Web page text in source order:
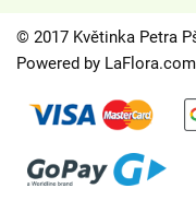
Lieferzeiten für
Wohin wir Blumen
Kontakt
© 2017 Květinka Petra
Powered by LaFlora.com